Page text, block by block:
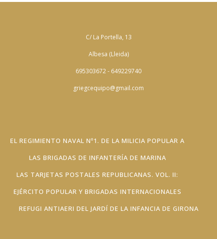
C/ La Portella, 13
Albesa (Lleida)
695303672 - 649229740
griegcequipo@gmail.com
EL REGIMIENTO NAVAL Nº1. DE LA MILICIA POPULAR A
LAS BRIGADAS DE INFANTERÍA DE MARINA
LAS TARJETAS POSTALES REPUBLICANAS. VOL. II:
EJÉRCITO POPULAR Y BRIGADAS INTERNACIONALES
REFUGI ANTIAERI DEL JARDÍ DE LA INFANCIA DE GIRONA